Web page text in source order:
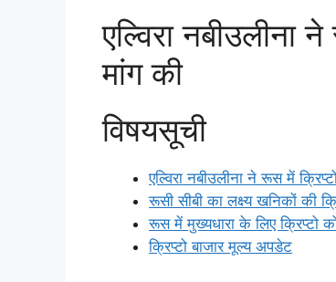
एल्विरा
मांग की
विषयसूची
एल्विरा नबीउलीना ने रूस में
रूसी सीबी का लक्ष्य खनिकों की
रूस में मुख्यधारा के लिए क्रिप्टो
क्रिप्टो बाजार मूल्य अपडेट